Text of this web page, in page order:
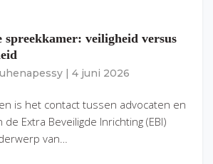
spreekkamer: veiligheid versus
4 juni 2026
is het contact tussen advocaten en
Extra Beveiligde Inrichting (EBI)
van…